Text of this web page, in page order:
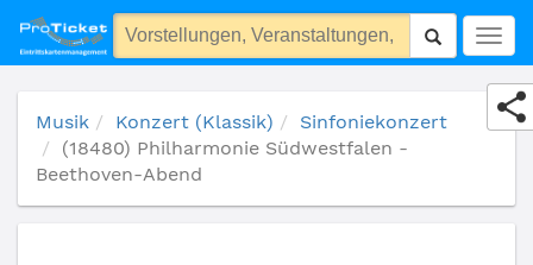
(18480) Philharmonie Südwestfalen - Beethoven-Abend
Musik Konzert (Klassik)
Sinfoniekonzert
(18480) Philharmonie Südwestfalen -
Beethoven-Abend